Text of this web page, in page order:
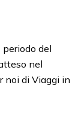
del
nel
noi di Viaggi in